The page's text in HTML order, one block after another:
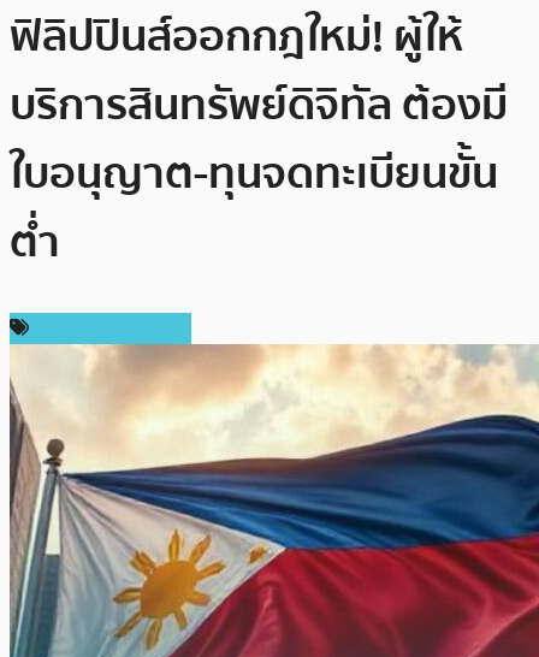
ฟิลิปปินส์ออกกฎใหม่! ผู้ให้
บริการสินทรัพย์ดิจิทัล ต้องมี
ใบอนุญาต-ทุนจดทะเบียนขั้น
ต่ำ